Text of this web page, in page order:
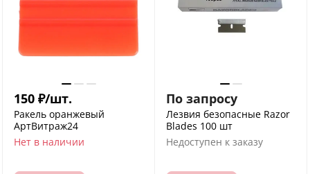
150 ₽/шт.
Ракель оранжевый
АртВитраж24
Нет в наличии
По запросу
Лезвия безопасные Razor
Blades 100 шт
Недоступен к заказу